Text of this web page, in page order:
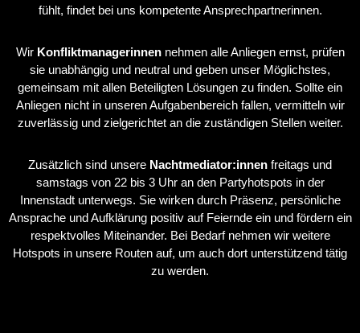
fühlt, findet bei uns kompetente Ansprechpartnerinnen.
Wir Konfliktmanagerinnen nehmen alle Anliegen ernst, prüfen
sie unabhängig und neutral und geben unser Möglichstes,
gemeinsam mit allen Beteiligten Lösungen zu finden. Sollte ein
Anliegen nicht in unseren Aufgabenbereich fallen, vermitteln wir
zuverlässig und zielgerichtet an die zuständigen Stellen weiter.
Zusätzlich sind unsere Nachtmediator:innen freitags und
samstags von 22 bis 3 Uhr an den Partyhotspots in der
Innenstadt unterwegs. Sie wirken durch Präsenz, persönliche
Ansprache und Aufklärung positiv auf Feiernde ein und fördern ein
respektvolles Miteinander. Bei Bedarf nehmen wir weitere
Hotspots in unsere Routen auf, um auch dort unterstützend tätig
zu werden.